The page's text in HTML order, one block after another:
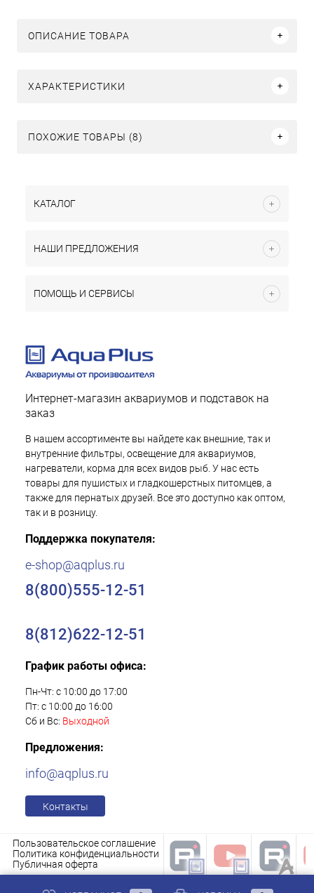
ОПИСАНИЕ ТОВАРА
ХАРАКТЕРИСТИКИ
ПОХОЖИЕ ТОВАРЫ (8)
КАТАЛОГ
НАШИ ПРЕДЛОЖЕНИЯ
ПОМОЩЬ И СЕРВИСЫ
Интернет-магазин аквариумов и подставок на
заказ
В нашем ассортименте вы найдете как внешние, так и
внутренние фильтры, освещение для аквариумов,
нагреватели, корма для всех видов рыб. У нас есть
товары для пушистых и гладкошерстных питомцев, а
также для пернатых друзей. Все это доступно как оптом,
так и в розницу.
Поддержка покупателя:
e-shop@aqplus.ru
8(800)555-12-51
8(812)622-12-51
График работы офиса:
Пн-Чт: с 10:00 до 17:00
Пт: с 10:00 до 16:00
Сб и Вс: Выходной
Предложения:
info@aqplus.ru
Контакты
Пользовательское соглашение
Политика конфиденциальности
Публичная оферта